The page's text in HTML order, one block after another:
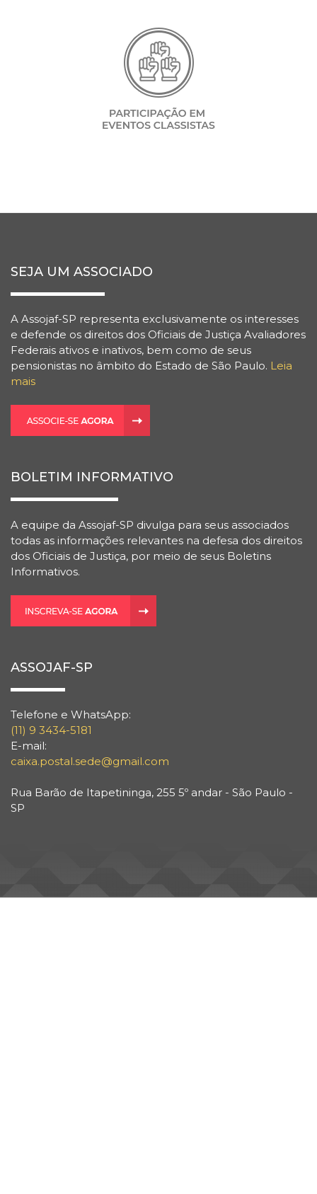
SEJA UM ASSOCIADO
A Assojaf-SP representa exclusivamente os interesses
e defende os direitos dos Oficiais de Justiça Avaliadores
Federais ativos e inativos, bem como de seus
pensionistas no âmbito do Estado de São Paulo. Leia
mais
BOLETIM INFORMATIVO
A equipe da Assojaf-SP divulga para seus associados
todas as informações relevantes na defesa dos direitos
dos Oficiais de Justiça, por meio de seus Boletins
Informativos.
ASSOJAF-SP
Telefone e WhatsApp:
(11) 9 3434-5181
E-mail:
caixa.postal.sede@gmail.com
Rua Barão de Itapetininga, 255 5º andar - São Paulo -
SP